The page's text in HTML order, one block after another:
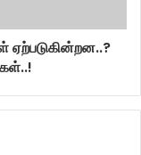
ஏற்படுகின்றன..?